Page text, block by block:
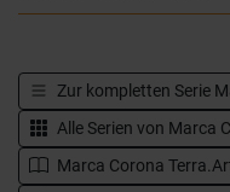
Zur kompletten Serie
Alle Serien von Marca
Marca Corona